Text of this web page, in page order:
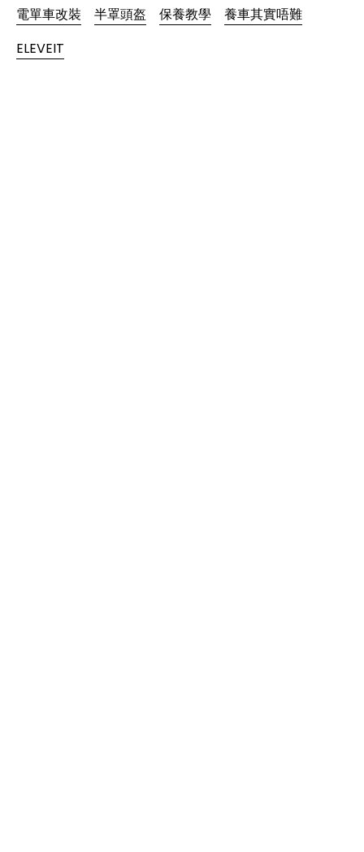
電單車改裝
半罩頭盔 保養教學
養車其實唔難
ELEVEIT